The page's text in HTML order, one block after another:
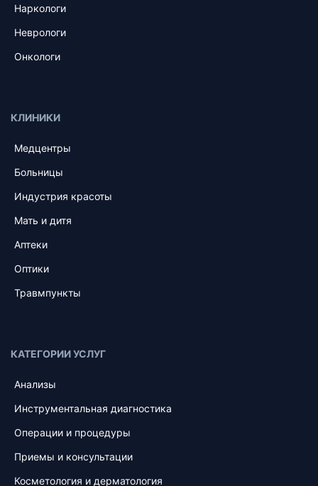
Наркологи
Неврологи
Онкологи
КЛИНИКИ
Медцентры
Больницы
Индустрия красоты
Мать и дитя
Аптеки
Оптики
Травмпункты
КАТЕГОРИИ УСЛУГ
Анализы
Инструментальная диагностика
Операции и процедуры
Приемы и консультации
Косметология и дерматология